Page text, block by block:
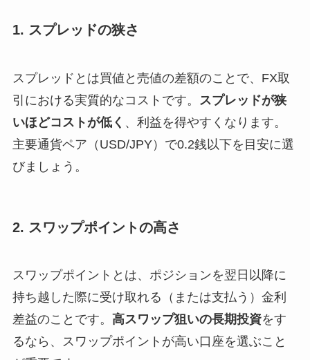
1. スプレッドの狭さ
スプレッドとは買値と売値の差額のことで、FX取
引における実質的なコストです。
スプレッドが狭
いほどコストが低く 、利益を得やすくなります。
主要通貨ペア（USD/JPY）で0.2銭以下を目安に選
びましょう。
2. スワップポイントの高さ
スワップポイントとは、ポジションを翌日以降に
持ち越した際に受け取れる（または支払う）金利
差益のことです。 高スワップ狙いの長期投資をす
るなら、スワップポイントが高い口座を選ぶこと